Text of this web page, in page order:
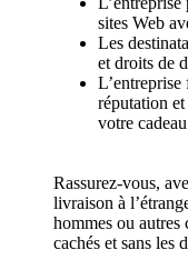
sites Web
Les
et droits de
réputation
votre
Rassurez-vous,
livraison à
hommes ou autres
cachés et sans les